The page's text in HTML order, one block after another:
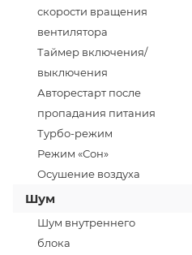
скорости вращения
вентилятора
Таймер включения/
выключения
Авторестарт после
пропадания питания
Турбо-режим
Режим «Сон»
Осушение воздуха
Шум
Шум внутреннего
блока